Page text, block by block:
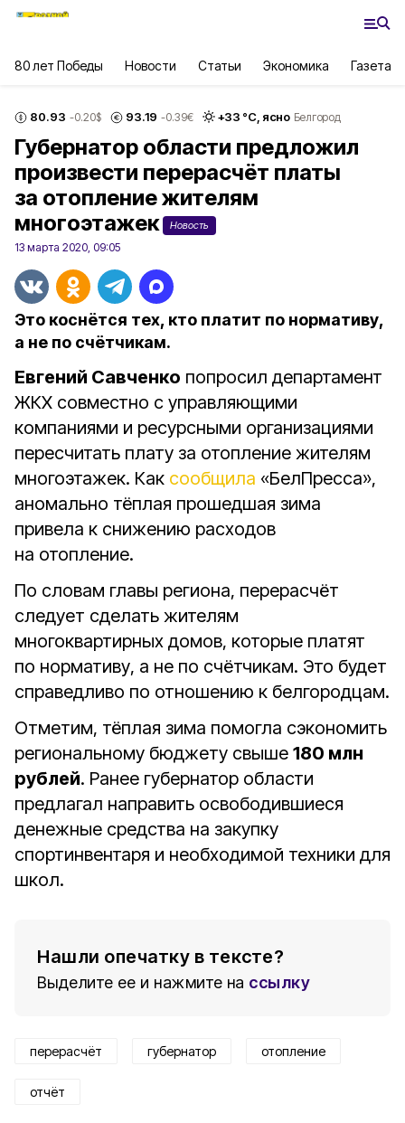
80 лет Победы Новости Статьи Экономика Газета
80.93 -0.20$ 93.19 -0.39€ +33 °С, ясно Белгород
Губернатор области предложил
произвести перерасчёт платы
за отопление жителям
многоэтажек
Новость
13 марта 2020, 09:05
Это коснётся тех, кто платит по нормативу,
а не по счётчикам.
Евгений Савченко попросил департамент
ЖКХ совместно с управляющими
компаниями и ресурсными организациями
пересчитать плату за отопление жителям
многоэтажек. Как сообщила «БелПресса»,
аномально тёплая прошедшая зима
привела к снижению расходов
на отопление.
По словам главы региона, перерасчёт
следует сделать жителям
многоквартирных домов, которые платят
по нормативу, а не по счётчикам. Это будет
справедливо по отношению к белгородцам.
Отметим, тёплая зима помогла сэкономить
региональному бюджету свыше 180 млн
рублей. Ранее губернатор области
предлагал направить освободившиеся
денежные средства на закупку
спортинвентаря и необходимой техники для
школ.
Нашли опечатку в тексте?
Выделите ее и нажмите на ссылку
перерасчёт губернатор отопление
отчёт